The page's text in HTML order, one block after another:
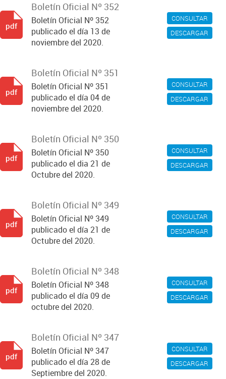
CONSULTAR
DESCARGAR
Boletín Oficial Nº 352
Boletín Oficial Nº 352
publicado el día 13 de
noviembre del 2020.
pdf
CONSULTAR
DESCARGAR
Boletín Oficial Nº 351
Boletín Oficial Nº 351
publicado el día 04 de
noviembre del 2020.
pdf
CONSULTAR
DESCARGAR
Boletín Oficial Nº 350
Boletín Oficial Nº 350
publicado el dia 21 de
Octubre del 2020.
pdf
CONSULTAR
DESCARGAR
Boletín Oficial Nº 349
Boletín Oficial Nº 349
publicado el día 21 de
Octubre del 2020.
pdf
CONSULTAR
DESCARGAR
Boletín Oficial Nº 348
Boletín Oficial Nº 348
publicado el día 09 de
octubre del 2020.
pdf
CONSULTAR
DESCARGAR
Boletín Oficial Nº 347
Boletín Oficial Nº 347
publicado el día 28 de
Septiembre del 2020.
pdf